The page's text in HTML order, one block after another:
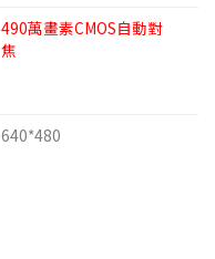
490萬畫素CMOS自動對
焦
640*480